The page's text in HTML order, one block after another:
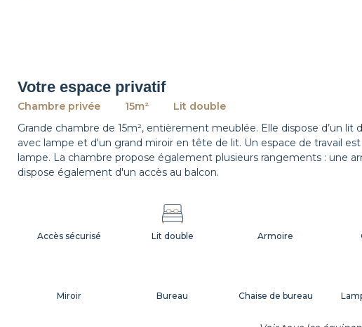
Votre espace privatif
Chambre privée 15m²
Lit double
Grande chambre de 15m², entièrement meublée. Elle dispose d’un
avec lampe et d'un grand miroir en tête de lit. Un espace de travail
lampe. La chambre propose également plusieurs rangements : une
dispose également d'un accès au balcon.
Bureau
Armoire
Miroir Chaise de bureau
Accès sécurisé Lit double